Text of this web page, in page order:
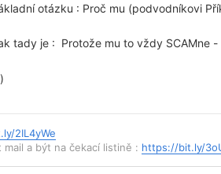
otázku : Proč mu (podvodníkovi
tady je : Protože mu to vždy SCAMne
2IL4yWe
a být na čekací listině : https://bit.ly/